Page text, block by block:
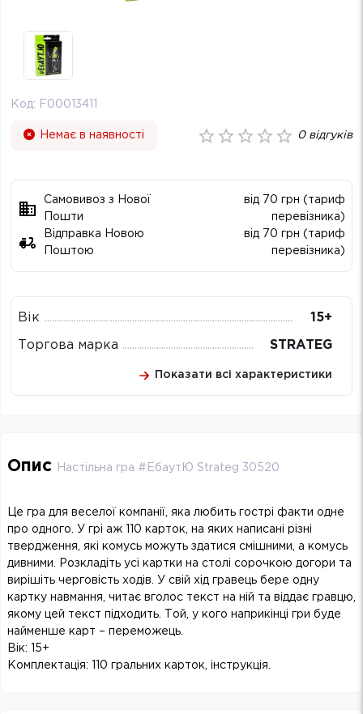
Код: F00013411
Немає в наявності 0відгуків
Самовивоз з Нової
Пошти
від 70 грн (тариф
перевізника)
Відправка Новою
Поштою
від 70 грн (тариф
перевізника)
Вік 15+
Торгова марка STRATEG
Показати всі характеристики
Опис Настільна гра #ЕбаутЮ Strateg 30520
Це гра для веселої компанії, яка любить гострі факти одне
про одного. У грі аж 110 карток, на яких написані різні
твердження, які комусь можуть здатися смішними, а комусь
дивними. Розкладіть усі картки на столі сорочкою догори та
вирішіть черговість ходів. У свій хід гравець бере одну
картку навмання, читає вголос текст на ній та віддає гравцю,
якому цей текст підходить. Той, у кого наприкінці гри буде
найменше карт – переможець.
Вік: 15+
Комплектація: 110 гральних карток, інструкція.